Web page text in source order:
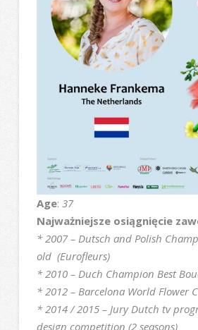
Age: 37
Najważniejsze osiągnięcie
* 2007 – Dutsch and Polish
old (Eurofleurs)
* 2010 – Duch Champion Best
* 2012 – Barcelona World Flower
* 2014 / 2015 – Jury Dutch tv
design competition (2 seasons)